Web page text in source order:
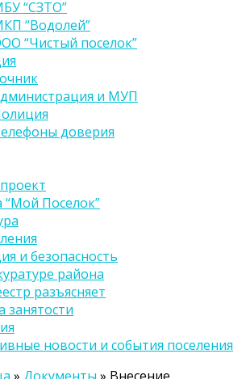
“СЗТО”
“Водолей”
“Чистый поселок”
и МУП
доверия
“Мой Поселок”
и безопасность
района
разъясняет
занятости
новости и события поселения